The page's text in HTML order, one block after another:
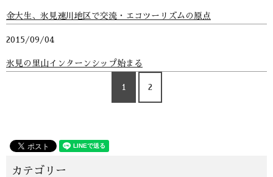
金大生、氷見速川地区で交流・エコツーリズムの原点
2015/09/04
氷見の里山インターンシップ始まる
1 2